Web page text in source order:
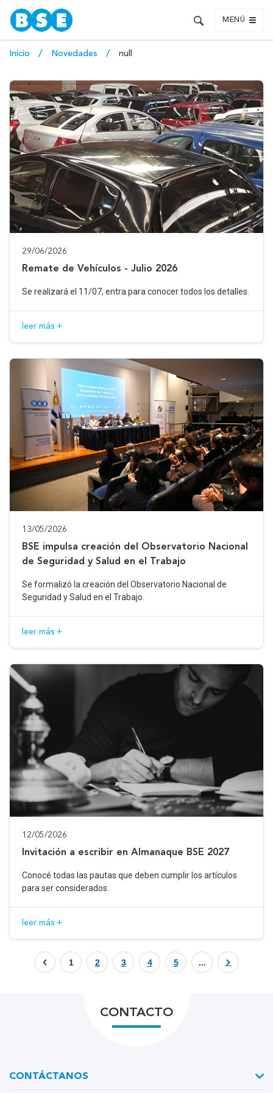
MENÚ
Inicio Novedades null
29/06/2026
Remate de Vehículos - Julio 2026
Se realizará el 11/07, entra para conocer todos los detalles.
leer más +
13/05/2026
BSE impulsa creación del Observatorio Nacional
de Seguridad y Salud en el Trabajo
Se formalizó la creación del Observatorio Nacional de
Seguridad y Salud en el Trabajo.
leer más +
12/05/2026
Invitación a escribir en Almanaque BSE 2027
Conocé todas las pautas que deben cumplir los artículos
para ser considerados.
leer más +
1 2 3 4 5 ...
CONTACTO
CONTÁCTANOS